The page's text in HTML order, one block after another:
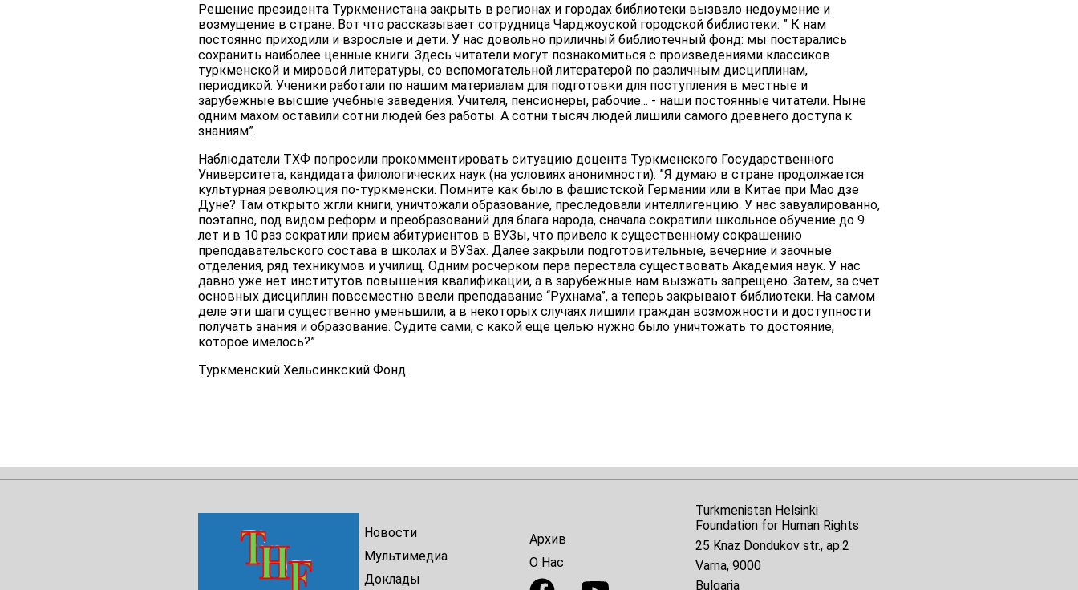
Решение президента Туркменистана закрыть в регионах и городах библиотеки вызвало недоумение и
возмущение в стране. Вот что рассказывает сотрудница Чарджоуской городской библиотеки: ” К нам
постоянно приходили и взрослые и дети. У нас довольно приличный библиотечный фонд: мы постарались
сохранить наиболее ценные книги. Здесь читатели могут познакомиться с произведениями классиков
туркменской и мировой литературы, со вспомогательной литератерой по различным дисциплинам,
периодикой. Ученики работали по нашим материалам для подготовки для поступления в местные и
зарубежные высшие учебные заведения. Учителя, пенсионеры, рабочие... - наши постоянные читатели. Ныне
одним махом оставили сотни людей без работы. А сотни тысяч людей лишили самого древнего доступа к
знаниям”.
Наблюдатели ТХФ попросили прокомментировать ситуацию доцента Туркменского Государственного
Университета, кандидата филологических наук (на условиях анонимности): ”Я думаю в стране продолжается
культурная революция по-туркменски. Помните как было в фашистской Германии или в Китае при Мао дзе
Дуне? Там открыто жгли книги, уничтожали образование, преследовали интеллигенцию. У нас завуалированно,
поэтапно, под видом реформ и преобразований для блага народа, сначала сократили школьное обучение до 9
лет и в 10 раз сократили прием абитуриентов в ВУЗы, что привело к существенному сокрашению
преподавательского состава в школах и ВУЗах. Далее закрыли подготовительные, вечерние и заочные
отделения, ряд техникумов и училищ. Одним росчерком пера перестала существовать Академия наук. У нас
давно уже нет институтов повышения квалификации, а в зарубежные нам вызжать запрещено. Затем, за счет
основных дисциплин повсеместно ввели преподавание “Рухнама”, а теперь закрывают библиотеки. На самом
деле эти шаги существенно уменьшили, а в некоторых случаях лишили граждан возможности и доступности
получать знания и образование. Судите сами, с какой еще целью нужно было уничтожать то достояние,
которое имелось?”
Туркменский Хельсинкский Фонд.
Новости
Мультимедиа
Доклады
Архив
О Нас
Turkmenistan Helsinki
Foundation for Human Rights
25 Knaz Dondukov str., ap.2
Varna, 9000
Bulgaria